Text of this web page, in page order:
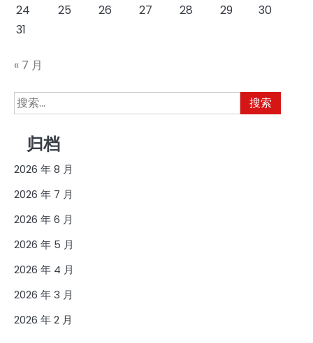
24
25 26 27 28 29
30
31
« 7 月
搜
索：
归档
2026 年 8 月
2026 年 7 月
2026 年 6 月
2026 年 5 月
2026 年 4 月
2026 年 3 月
2026 年 2 月